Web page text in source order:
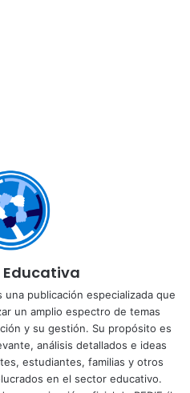
Educativa
publicación especializada que
un amplio espectro de temas
y su gestión. Su propósito es
análisis detallados e ideas
estudiantes, familias y otros
en el sector educativo.